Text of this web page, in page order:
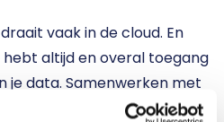
vaak in de cloud. En
altijd en overal toegang
je data. Samenwerken met
partners wordt een stuk